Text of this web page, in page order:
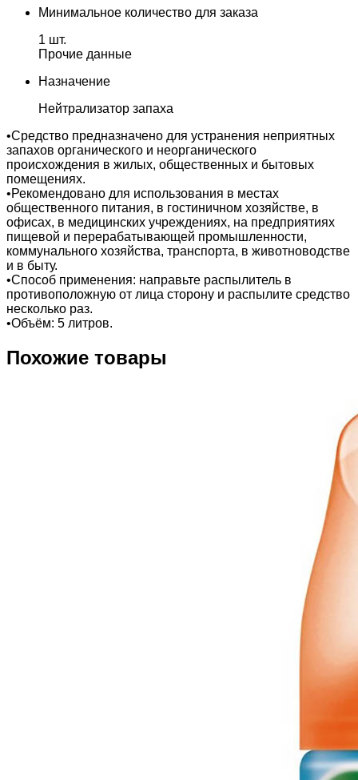
Минимальное количество для заказа
1 шт.
Прочие данные
Назначение
Нейтрализатор запаха
•Средство предназначено для устранения неприятных
запахов органического и неорганического
происхождения в жилых, общественных и бытовых
помещениях.
•Рекомендовано для использования в местах
общественного питания, в гостиничном хозяйстве, в
офисах, в медицинских учреждениях, на предприятиях
пищевой и перерабатывающей промышленности,
коммунального хозяйства, транспорта, в животноводстве
и в быту.
•Способ применения: направьте распылитель в
противоположную от лица сторону и распылите средство
несколько раз.
•Объём: 5 литров.
Похожие товары